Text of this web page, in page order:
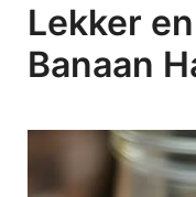
Lekker
Banaan